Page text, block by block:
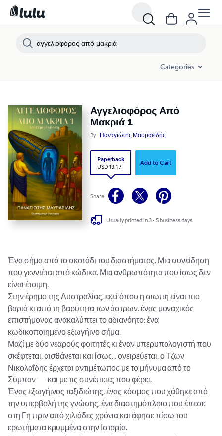
Categories
Αγγελιοφόρος Από
Μακριά 1
By Παναγιώτης Μαυραειδής
Paperback
USD 13.17
Add to Cart
Share
Usually printed in 3 - 5 business days
Ένα σήμα από το σκοτάδι του διαστήματος. Μια συνείδηση
που γεννιέται από κώδικα. Μια ανθρωπότητα που ίσως δεν
είναι έτοιμη.
Στην έρημο της Αυστραλίας, εκεί όπου η σιωπή είναι πιο
βαριά κι από τη βαρύτητα των άστρων, ένας μοναχικός
επιστήμονας ανακαλύπτει το αδιανόητο: ένα
κωδικοποιημένο εξωγήινο σήμα.
Μαζί με δύο νεαρούς φοιτητές κι έναν υπερυπολογιστή που
σκέφτεται, αισθάνεται και ίσως... ονειρεύεται, ο Τζων
Νικολαΐδης έρχεται αντιμέτωπος με το μήνυμα από το
Σύμπαν — και με τις συνέπειες που φέρει.
Ένας εξωγήινος ταξιδιώτης, ένας κόσμος που χάθηκε από
την υπερβολή της γνώσης, ένα διαστημόπλοιο που έπεσε
στη Γη πριν από χιλιάδες χρόνια και άφησε πίσω του
ερωτήματα κρυμμένα στην Ιστορία.